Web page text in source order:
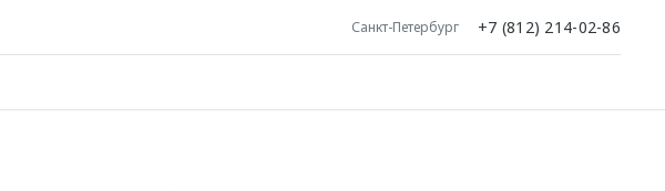
Санкт-Петербург +7 (812) 214-02-86